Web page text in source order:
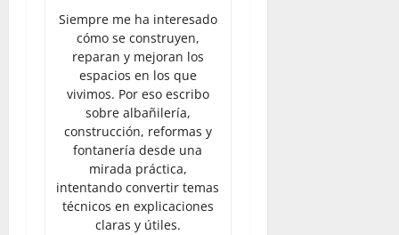
Siempre me ha interesado
cómo se construyen,
reparan y mejoran los
espacios en los que
vivimos. Por eso escribo
sobre albañilería,
construcción, reformas y
fontanería desde una
mirada práctica,
intentando convertir temas
técnicos en explicaciones
claras y útiles.